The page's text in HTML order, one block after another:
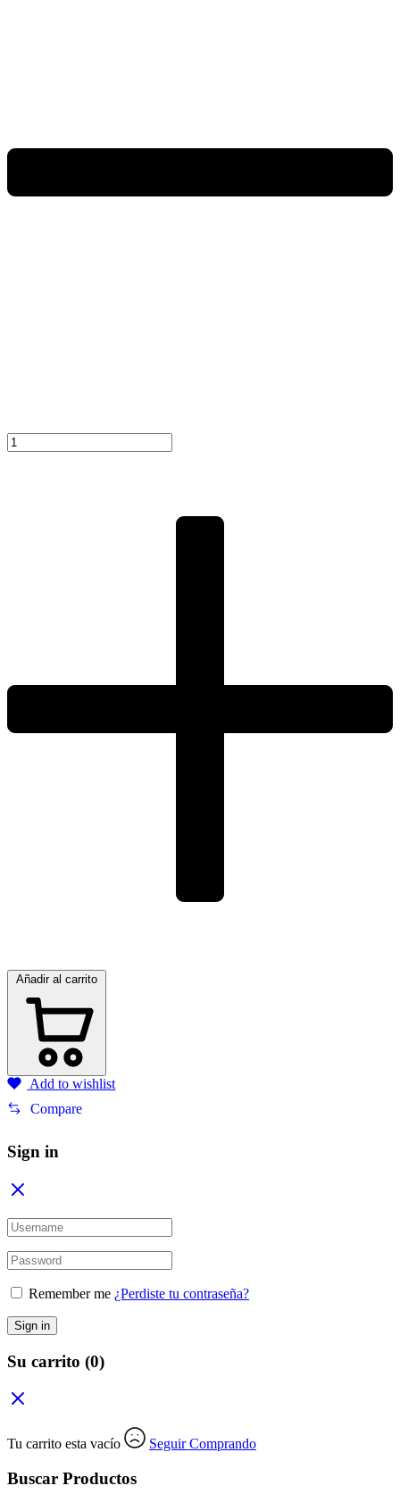
Añadir al carrito
Add to wishlist
Compare
Sign in
Remember me ¿Perdiste tu contraseña?
Sign in
Su carrito (0)
Tu carrito esta vacío Seguir Comprando
Buscar Productos